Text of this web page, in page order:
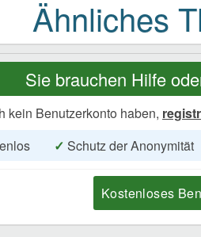
Sie brauchen Hilfe
kein Benutzerkonto haben,
✓ Schutz der Anonymität
Kostenloses